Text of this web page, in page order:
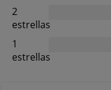
2
estrellas
1
estrellas